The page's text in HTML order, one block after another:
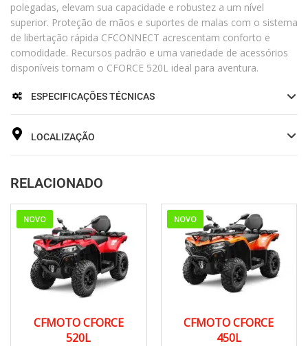
polegadas, elevam sua capacidade e robustez a um nível
superior. Proteção de mãos e suportes de malas com o sistema
de libertação rápida CFCONNECT acrescentam conforto e
comodidade. Recursos padrão e uma variedade de acessórios
disponíveis tornam o CFORCE 520L ideal para aventura.
ESPECIFICAÇÕES TÉCNICAS
LOCALIZAÇÃO
RELACIONADO
NOVO
ATV
CFMOTO CFORCE
520L
NOVO
CFMOTO CFORCE
450L